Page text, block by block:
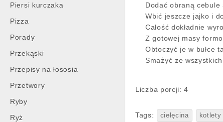
Piersi kurczaka
Pizza
Porady
Przekąski
Przepisy na łososia
Przetwory
Ryby
Ryż
Dodać obraną
Wbić jeszcze jajko i
Całość dokładnie
Z gotowej masy
Obtoczyć je w bułce
Smażyć ze
Liczba porcji: 4
Tags: cielęcina kotlety